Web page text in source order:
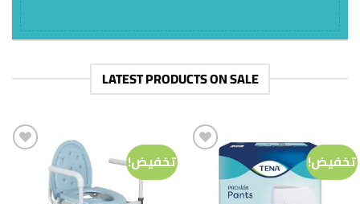
LATEST PRODUCTS ON SALE
تخفيض! تخفيض!